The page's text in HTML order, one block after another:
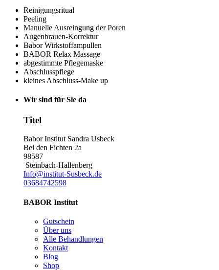
Reinigungsritual
Peeling
Manuelle Ausreingung der Poren
Augenbrauen-Korrektur
Babor Wirkstoffampullen
BABOR Relax Massage
abgestimmte Pflegemaske
Abschlusspflege
kleines Abschluss-Make up
Wir sind für Sie da
Titel
Babor Institut Sandra Usbeck
Bei den Fichten 2a
98587
Steinbach-Hallenberg
Info@institut-Susbeck.de
03684742598
BABOR Institut
Gutschein
Über uns
Alle Behandlungen
Kontakt
Blog
Shop